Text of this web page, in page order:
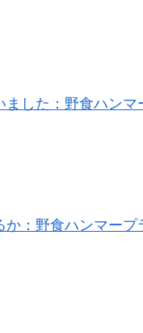
ました：野食ハン
か：野食ハンマー